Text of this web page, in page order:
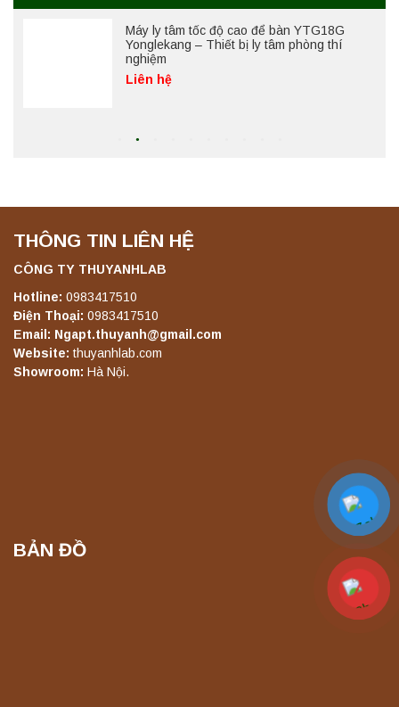
Máy lắc đứng YKD-04 Yonglekang – Thiết bị
lắc chiết mẫu phòng thí nghiệm
Liên hệ
Máy lắc đứng YKD-06 Yonglekang – Thiết bị
Máy lắc đứng YKD-08 Yonglekang – Thiết bị
Máy lắc đứng YKD-10 Yonglekang – Thiết bị
chính hãng – Thiết bị chưng cất mẫu nước
Máy chưng cất tự động YDL-08 Yonglekang
chính hãng – Thiết bị chưng cất mẫu nước
THÔNG TIN LIÊN HỆ
CÔNG TY THUYANHLAB
Hotline: 0983417510
Điện Thoại: 0983417510
Email: Ngapt.thuyanh@gmail.com
Website: thuyanhlab.com
Showroom: Hà Nội.
BẢN ĐỒ